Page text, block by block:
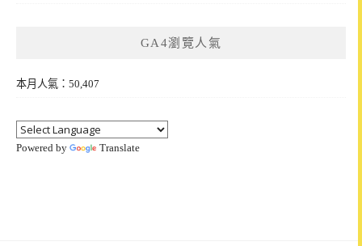
GA4瀏覽人氣
本月人氣：50,407
Powered by Translate